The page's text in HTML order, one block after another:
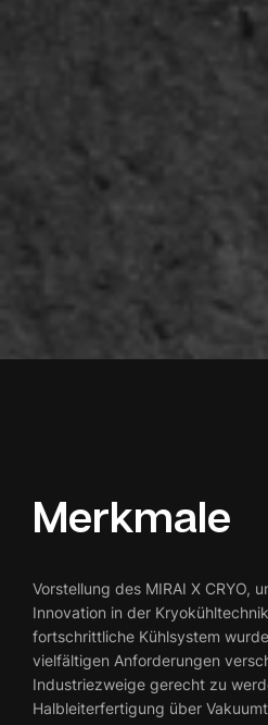
Merkmale
Vorstellung des MIRAI X CRYO,
Innovation in der
fortschrittliche Kühlsystem
vielfältigen Anforderungen
Industriezweige gerecht zu
Halbleiterfertigung über